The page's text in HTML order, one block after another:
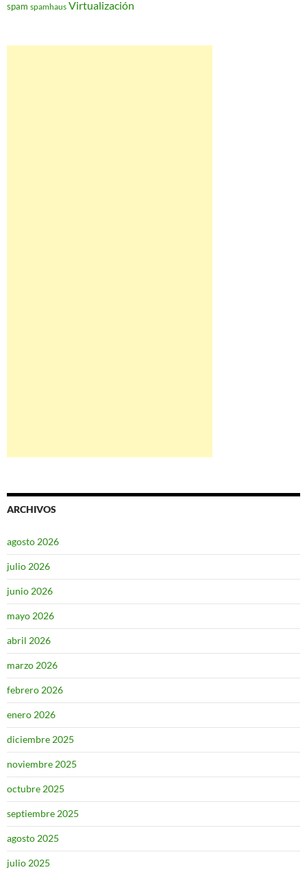
spam spamhaus Virtualización
ARCHIVOS
agosto 2026
julio 2026
junio 2026
mayo 2026
abril 2026
marzo 2026
febrero 2026
enero 2026
diciembre 2025
noviembre 2025
octubre 2025
septiembre 2025
agosto 2025
julio 2025